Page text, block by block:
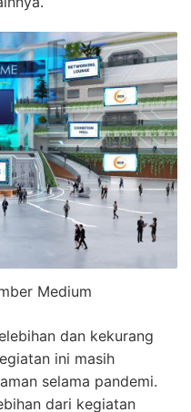
Medium
dan kekurang
ini masih
selama pandemi.
dari kegiatan